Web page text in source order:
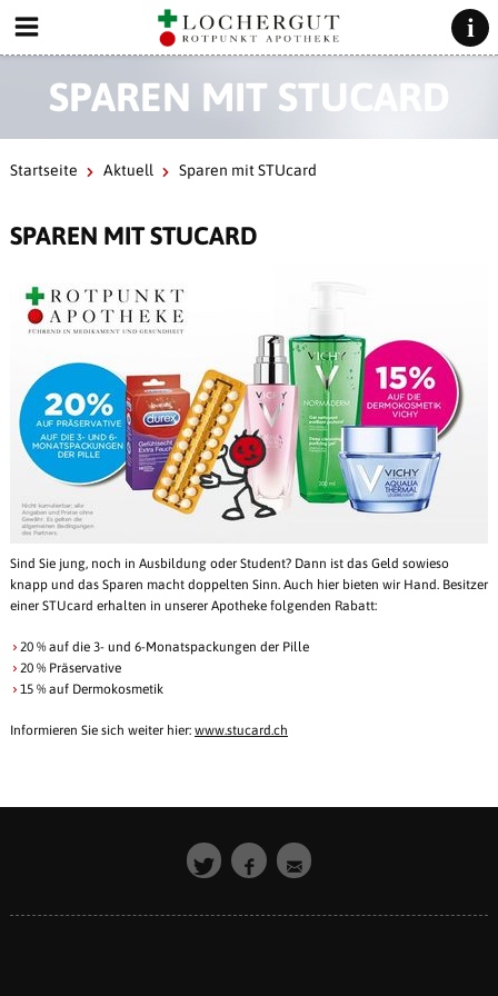
SPAREN MIT STUCARD
Startseite Aktuell Sparen mit STUcard
SPAREN MIT STUCARD
Sind Sie jung, noch in Ausbildung oder Student? Dann ist das Geld sowieso
knapp und das Sparen macht doppelten Sinn. Auch hier bieten wir Hand. Besitzer
einer STUcard erhalten in unserer Apotheke folgenden Rabatt:
20 % auf die 3- und 6-Monatspackungen der Pille
20 % Präservative
15 % auf Dermokosmetik
Informieren Sie sich weiter hier: www.stucard.ch